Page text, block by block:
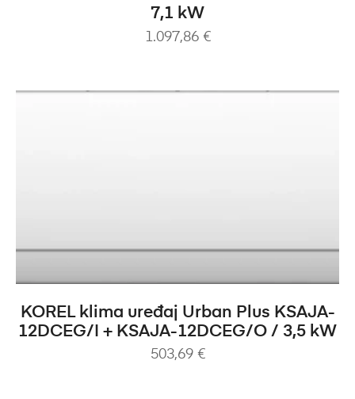
7,1 kW
1.097,86 €
DODAJ U KOŠARICU
KOREL klima uređaj Urban Plus KSAJA-
12DCEG/I + KSAJA-12DCEG/O / 3,5 kW
503,69 €